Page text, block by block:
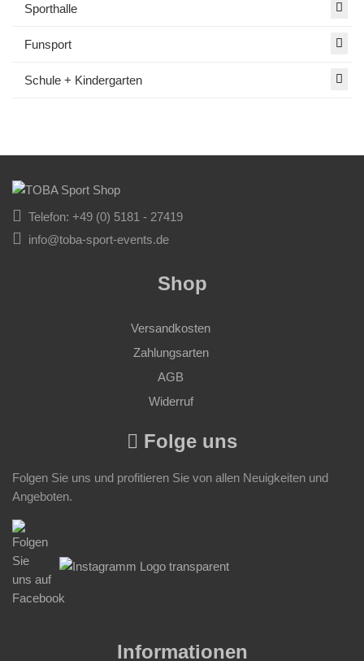
Sporthalle
Funsport
Schule + Kindergarten
Telefon: +49 (0) 5181 - 27419
info@toba-sport-events.de
Shop
Versandkosten
Zahlungsarten
AGB
Widerruf
Folge uns
Folgen Sie uns und profitieren Sie von allen Neuigkeiten und
Angeboten.
Informationen